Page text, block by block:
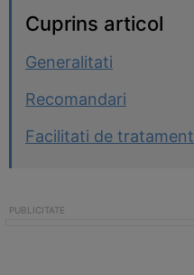
Cuprins articol
Generalitati
Recomandari
Facilitati de tratament